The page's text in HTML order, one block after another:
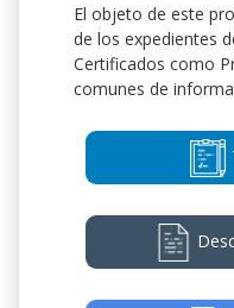
El objeto de este
de los expedientes
Certificados como
comunes de